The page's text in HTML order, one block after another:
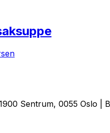
Sentrum, 0055 Oslo |